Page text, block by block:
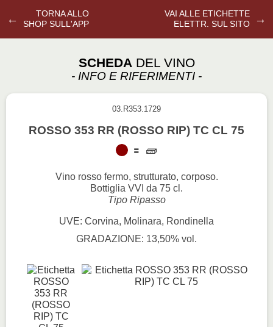
←
TORNA ALLO
SHOP SULL'APP
VAI ALLE ETICHETTE
ELETTR. SUL SITO
→
SCHEDA DEL VINO
- INFO E RIFERIMENTI -
03.R353.1729
ROSSO 353 RR (ROSSO RIP) TC CL 75
Vino rosso fermo, strutturato, corposo.
Bottiglia VVI da 75 cl.
Tipo Ripasso
UVE: Corvina, Molinara, Rondinella
GRADAZIONE: 13,50% vol.